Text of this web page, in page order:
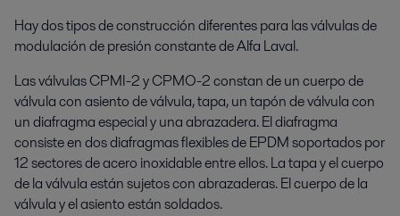
Hay dos tipos de construcción diferentes para las válvulas de
modulación de presión constante de Alfa Laval.
Las válvulas CPMI-2 y CPMO-2 constan de un cuerpo de
válvula con asiento de válvula, tapa, un tapón de válvula con
un diafragma especial y una abrazadera. El diafragma
consiste en dos diafragmas flexibles de EPDM soportados por
12 sectores de acero inoxidable entre ellos. La tapa y el cuerpo
de la válvula están sujetos con abrazaderas. El cuerpo de la
válvula y el asiento están soldados.